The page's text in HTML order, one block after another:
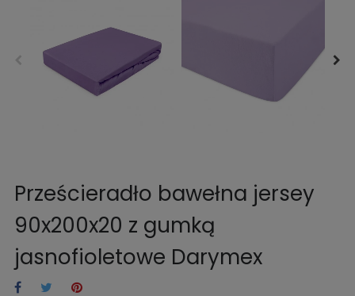
Prześcieradło bawełna jersey
90x200x20 z gumką
jasnofioletowe Darymex